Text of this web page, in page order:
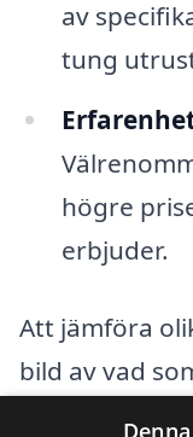
av
tung
högre
erbjuder.
Att jämföra
bild av vad